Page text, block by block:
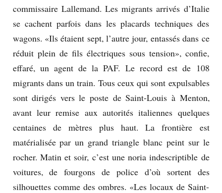
commissaire Lallemand. Les migrants arrivés d’Italie
se cachent parfois dans les placards techniques des
wagons. «Ils étaient sept, l’autre jour, entassés dans ce
réduit plein de fils électriques sous tension», confie,
effaré, un agent de la PAF. Le record est de 108
migrants dans un train. Tous ceux qui sont expulsables
sont dirigés vers le poste de Saint-Louis à Menton,
avant leur remise aux autorités italiennes quelques
centaines de mètres plus haut. La frontière est
matérialisée par un grand triangle blanc peint sur le
rocher. Matin et soir, c’est une noria indescriptible de
voitures, de fourgons de police d’où sortent des
silhouettes comme des ombres. «Les locaux de Saint-